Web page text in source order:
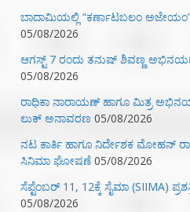
ಬಾದಾಮಿಯಲ್ಲಿ “ಕರ್ಣಾಟಬಲಂ ಅಜೇಯಂ”
05/08/2026
ಆಗಸ್ಟ್ 7 ರಂದು ತನುಷ್ ಶಿವಣ್ಣ ಅಭಿನಯದ
05/08/2026
ರಾಧಿಕಾ ನಾರಾಯಣ್ ಹಾಗೂ ಮಿತ್ರ
ಲುಕ್ ಅನಾವರಣ 05/08/2026
ನಟ ಕಾರ್ತಿ ಹಾಗೂ ನಿರ್ದೇಶಕ ಮೋಹನ್
ಸಿನಿಮಾ ಘೋಷಣೆ 05/08/2026
ಸೆಪ್ಟೆಂಬರ್ 11, 12ಕ್ಕೆ ಸೈಮಾ (SIIMA)
05/08/2026